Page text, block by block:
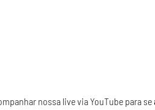
nossa live via YouTube para se